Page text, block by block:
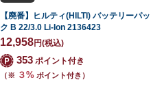
【廃番】ヒルティ(HILTI) バッテリーパッ
ク B 22/3.0 Li-Ion 2136423
12,958円(税込)
353 ポイント付き
（※ ３% ポイント付き）